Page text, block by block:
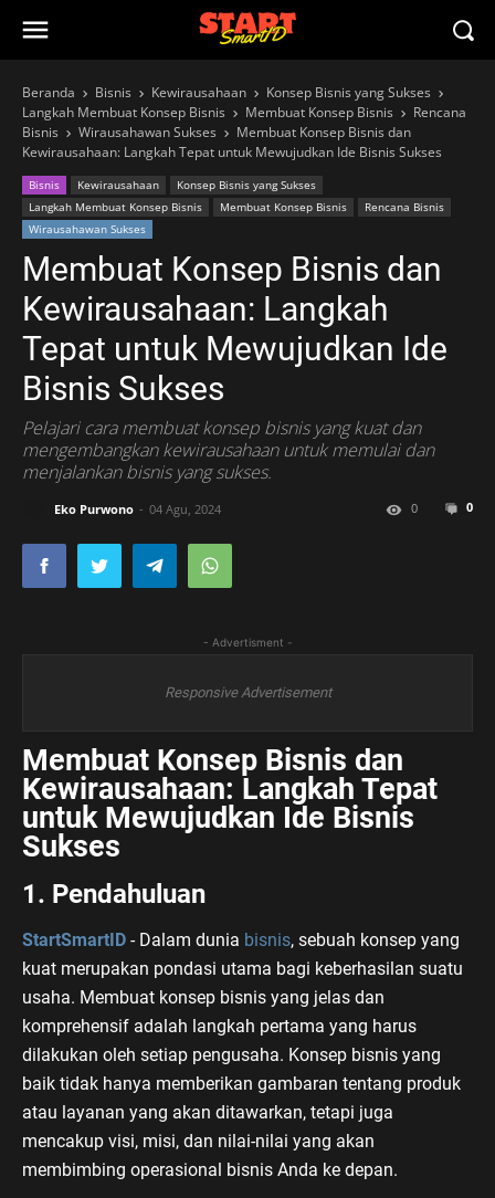
Beranda Bisnis Kewirausahaan
Konsep Bisnis yang Sukses
Langkah Membuat Konsep Bisnis
Membuat Konsep Bisnis
Rencana
Bisnis
Wirausahawan Sukses
Membuat Konsep Bisnis dan
Kewirausahaan: Langkah Tepat untuk Mewujudkan Ide Bisnis Sukses
Bisnis Kewirausahaan
Konsep Bisnis yang Sukses
Langkah Membuat Konsep Bisnis
Membuat Konsep Bisnis
Rencana Bisnis
Wirausahawan Sukses
Membuat Konsep Bisnis dan
Kewirausahaan: Langkah
Tepat untuk Mewujudkan Ide
Bisnis Sukses
Pelajari cara membuat konsep bisnis yang kuat dan
mengembangkan kewirausahaan untuk memulai dan
menjalankan bisnis yang sukses.
Eko Purwono 04 Agu, 2024 0
0
- Advertisment -
Responsive Advertisement
Membuat Konsep Bisnis dan
Kewirausahaan: Langkah Tepat
untuk Mewujudkan Ide Bisnis
Sukses
1. Pendahuluan
StartSmartID - Dalam dunia bisnis, sebuah konsep yang
kuat merupakan pondasi utama bagi keberhasilan suatu
usaha. Membuat konsep bisnis yang jelas dan
komprehensif adalah langkah pertama yang harus
dilakukan oleh setiap pengusaha. Konsep bisnis yang
baik tidak hanya memberikan gambaran tentang produk
atau layanan yang akan ditawarkan, tetapi juga
mencakup visi, misi, dan nilai-nilai yang akan
membimbing operasional bisnis Anda ke depan.